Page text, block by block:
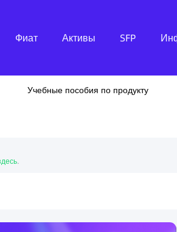
Фиат Активы SFP
Учебные пособия по продукту
.